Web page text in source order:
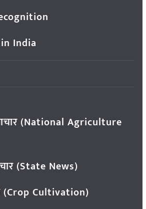
India
(National Agriculture
(State News)
Cultivation)